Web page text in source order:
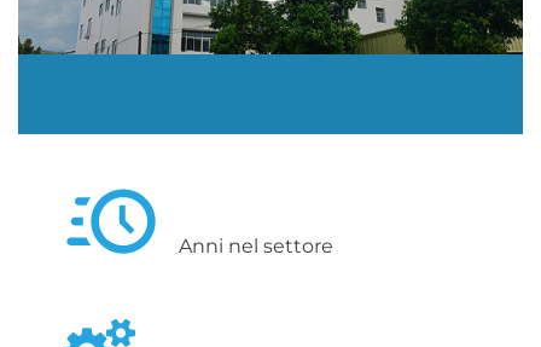
Anni nel settore